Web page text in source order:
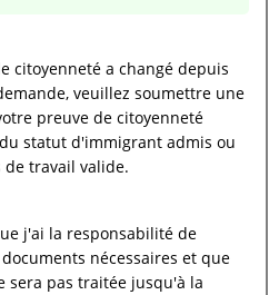
a changé depuis
veuillez soumettre une
de citoyenneté
statut d'immigrant admis ou
de votre permis de travail valide.
j'ai la responsabilité de
nécessaires et que
pas traitée jusqu'à la